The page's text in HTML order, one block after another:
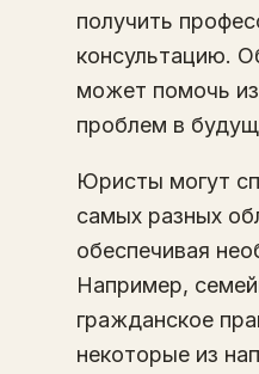
получить
консультацию.
может помочь
проблем в
Юристы могут
самых разных
обеспечивая
Например,
гражданское
некоторые из